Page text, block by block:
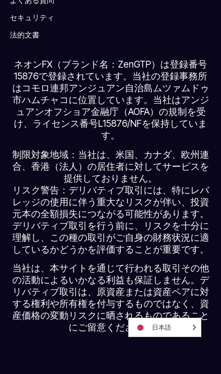
セキュリティ
法的文書
ネオンFX（ブランド名：ZenGTP）は登録番号
15876で登録されています。当社の登録事務所
はコモロ連邦アンジュアン自治島ムツァムドゥ
市ハムチャコに位置しています。当社はアンジ
ュアンオフショア金融庁（AOFA）の規制を受
け、ライセンス番号L15876/NFを保持していま
す。
制限対象地域：当社は、米国、カナダ、欧州連
合、香港（法人）の居住者に対してサービスを
提供しておりません。
リスク警告：デリバティブ取引には、特にレバ
レッジの使用に伴う重大なリスクが伴い、投資
元本の全額損失につながる可能性があります。
デリバティブ取引を行う前に、リスクを十分に
理解し、この種の取引がご自身の財務状況に適
しているかどうかを評価することが重要です。
当社は、本サイトを通じて行われる取引その他
の活動によるいかなる利益も保証しません。デ
リバティブ取引は、原資産または資産ペアに対
する権利や所有権を付与するものではなく、資
産価格の変動リスクに晒されるものであること
にご留意ください。
日本語